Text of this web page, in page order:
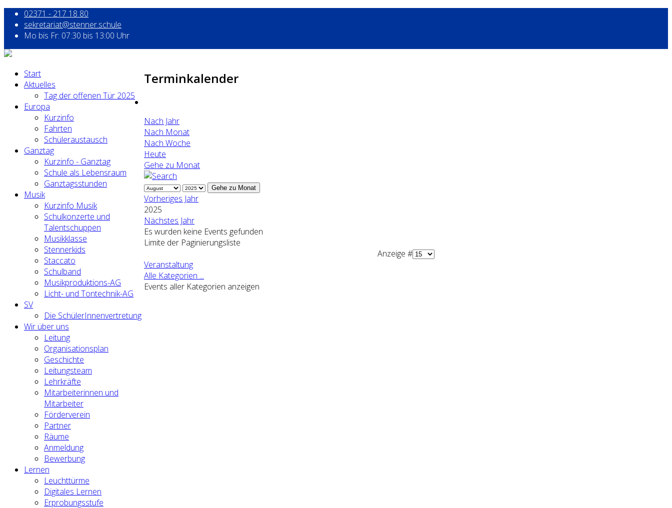
02371 - 217 18 80
sekretariat@stenner.schule
Mo bis Fr: 07:30 bis 13:00 Uhr
Start
Aktuelles
Tag der offenen Tür 2025
Europa
Kurzinfo
Fahrten
Schüleraustausch
Ganztag
Kurzinfo - Ganztag
Schule als Lebensraum
Ganztagsstunden
Musik
Kurzinfo Musik
Schulkonzerte und
Talentschuppen
Musikklasse
Stennerkids
Staccato
Schulband
Musikproduktions-AG
Licht- und Tontechnik-AG
SV
Die SchülerInnenvertretung
Wir über uns
Leitung
Organisationsplan
Geschichte
Leitungsteam
Lehrkräfte
Mitarbeiterinnen und
Mitarbeiter
Förderverein
Partner
Räume
Anmeldung
Bewerbung
Lernen
Leuchttürme
Digitales Lernen
Erprobungsstufe
Terminkalender
Nach Jahr
Nach Monat
Nach Woche
Heute
Gehe zu Monat
Gehe zu Monat
Vorheriges Jahr
2025
Nächstes Jahr
Es wurden keine Events gefunden
Limite der Paginierungsliste
Anzeige #
Veranstaltung
Alle Kategorien ...
Events aller Kategorien anzeigen